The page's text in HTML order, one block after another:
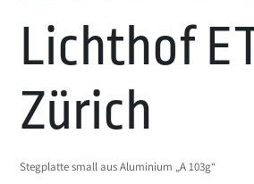
Lichthof
Zürich
Stegplatte small aus Aluminium „A 103g“